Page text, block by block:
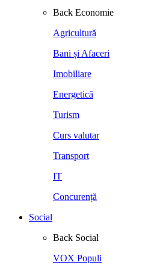
Back Economie
Agricultură
Bani și Afaceri
Imobiliare
Energetică
Turism
Curs valutar
Transport
IT
Concurență
Social
Back Social
VOX Populi